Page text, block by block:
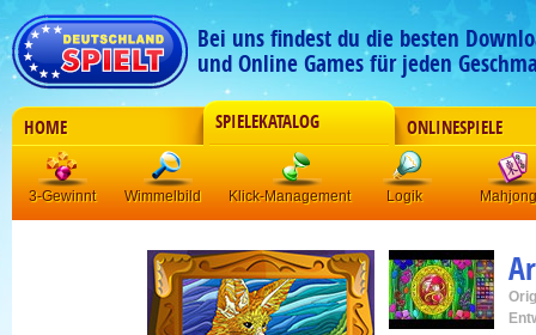
Bei uns findest du die besten
und Online Games für jeden
HOME SPIELEKATALOG ONLINESPIELE
3-Gewinnt Wimmelbild Klick-Management Logik Mahjong